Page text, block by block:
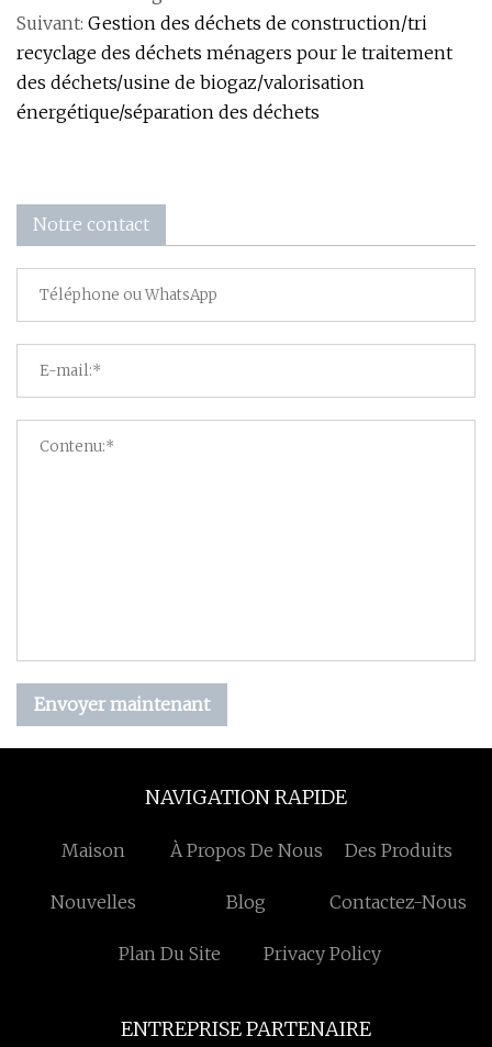
Suivant: Gestion des déchets de construction/tri
recyclage des déchets ménagers pour le traitement
des déchets/usine de biogaz/valorisation
énergétique/séparation des déchets
Notre contact
Envoyer maintenant
NAVIGATION RAPIDE
Maison À Propos De Nous Des Produits
Nouvelles Blog Contactez-Nous
Plan Du Site Privacy Policy
ENTREPRISE PARTENAIRE